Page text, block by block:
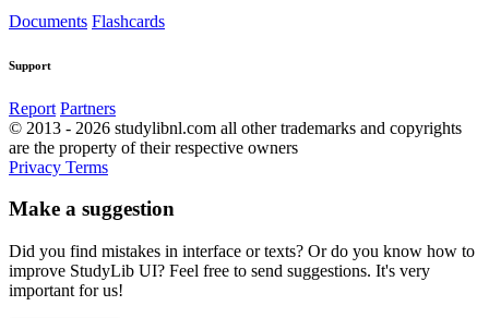
Documents Flashcards
Support
Report Partners
© 2013 - 2026 studylibnl.com all other trademarks and copyrights
are the property of their respective owners
Privacy Terms
Make a suggestion
Did you find mistakes in interface or texts? Or do you know how to
improve StudyLib UI? Feel free to send suggestions. It's very
important for us!